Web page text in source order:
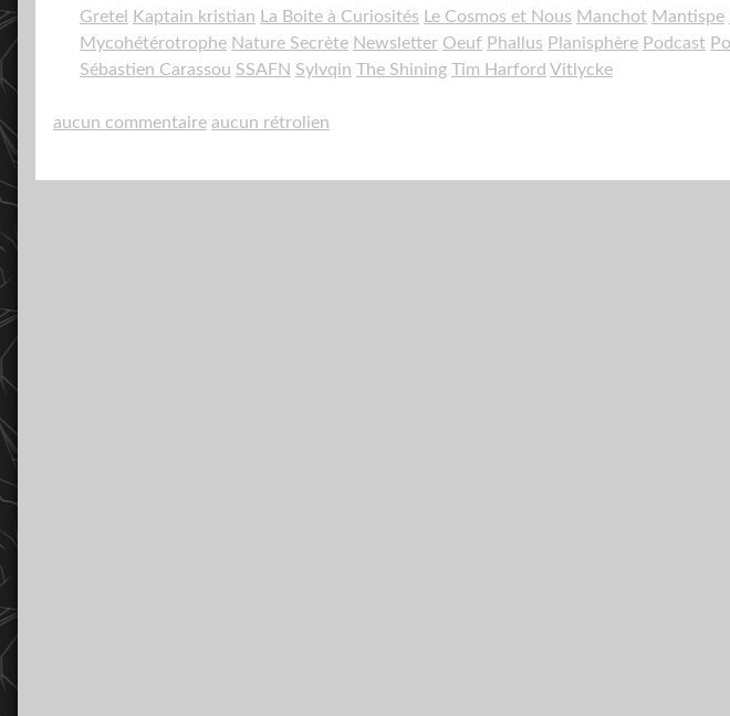
Gretel Kaptain kristian La Boite à Curiosités Le Cosmos et Nous Manchot Mantispe
Mycohétérotrophe Nature Secrète Newsletter Oeuf Phallus Planisphère Podcast
Sébastien Carassou SSAFN Sylvqin The Shining Tim Harford Vitlycke
aucun commentaire aucun rétrolien